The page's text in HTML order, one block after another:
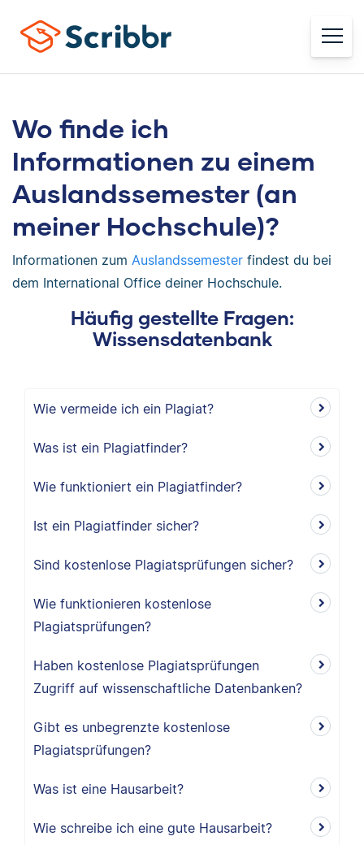
Wo finde ich
Informationen zu einem
Auslandssemester (an
meiner Hochschule)?
Informationen zum Auslandssemester findest du bei
dem International Office deiner Hochschule.
Häufig gestellte Fragen:
Wissensdatenbank
Wie vermeide ich ein Plagiat?
Was ist ein Plagiatfinder?
Wie funktioniert ein Plagiatfinder?
Ist ein Plagiatfinder sicher?
Sind kostenlose Plagiatsprüfungen sicher?
Wie funktionieren kostenlose
Plagiatsprüfungen?
Haben kostenlose Plagiatsprüfungen
Zugriff auf wissenschaftliche Datenbanken?
Gibt es unbegrenzte kostenlose
Plagiatsprüfungen?
Was ist eine Hausarbeit?
Wie schreibe ich eine gute Hausarbeit?